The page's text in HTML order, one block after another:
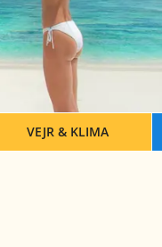
VEJR & KLIMA